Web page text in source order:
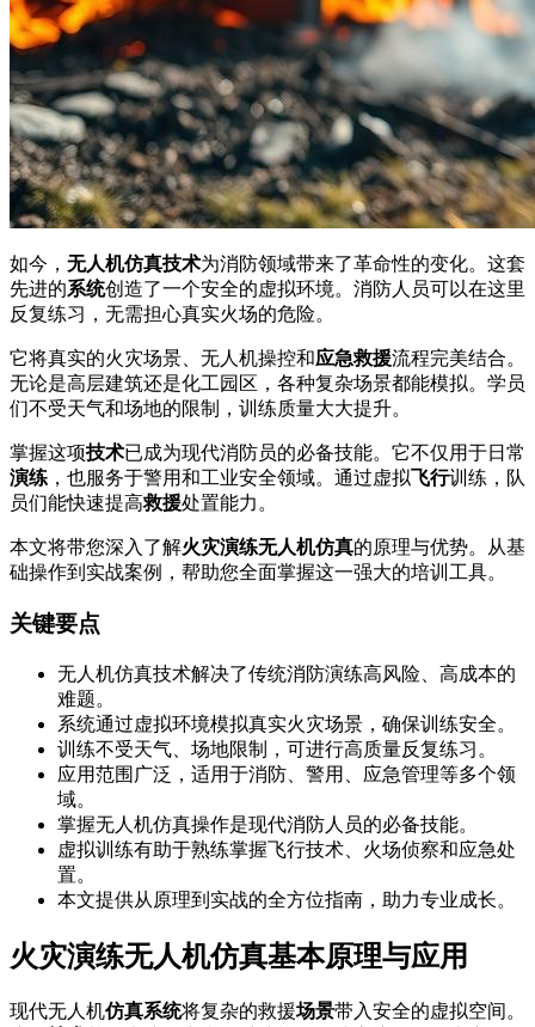
如今， 无人机仿真技术为消防领域带来了革命性的变化。这套
先进的系统创造了一个安全的虚拟环境。消防人员可以在这里
反复练习，无需担心真实火场的危险。
它将真实的火灾场景、无人机操控和应急救援流程完美结合。
无论是高层建筑还是化工园区，各种复杂场景都能模拟。学员
们不受天气和场地的限制，训练质量大大提升。
掌握这项技术已成为现代消防员的必备技能。它不仅用于日常
演练 ，也服务于警用和工业安全领域。通过虚拟飞行训练，队
员们能快速提高救援处置能力。
本文将带您深入了解火灾演练无人机仿真的原理与优势。从基
础操作到实战案例，帮助您全面掌握这一强大的培训工具。
关键要点
无人机仿真技术解决了传统消防演练高风险、高成本的
难题。
系统通过虚拟环境模拟真实火灾场景，确保训练安全。
训练不受天气、场地限制，可进行高质量反复练习。
应用范围广泛，适用于消防、警用、应急管理等多个领
域。
掌握无人机仿真操作是现代消防人员的必备技能。
虚拟训练有助于熟练掌握飞行技术、火场侦察和应急处
置。
本文提供从原理到实战的全方位指南，助力专业成长。
火灾演练无人机仿真基本原理与应用
现代无人机仿真系统将复杂的救援场景带入安全的虚拟空间。